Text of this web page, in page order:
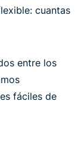
cuantas
entre los
fáciles de